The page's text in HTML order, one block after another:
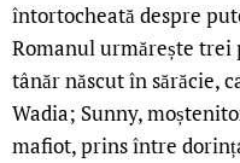
întortocheată despre
Romanul urmărește trei
tânăr născut în sărăcie,
Wadia; Sunny,
mafiot, prins între